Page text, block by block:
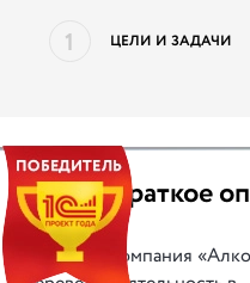
1 ЦЕЛИ И ЗАДАЧИ
|| Краткое
Компания